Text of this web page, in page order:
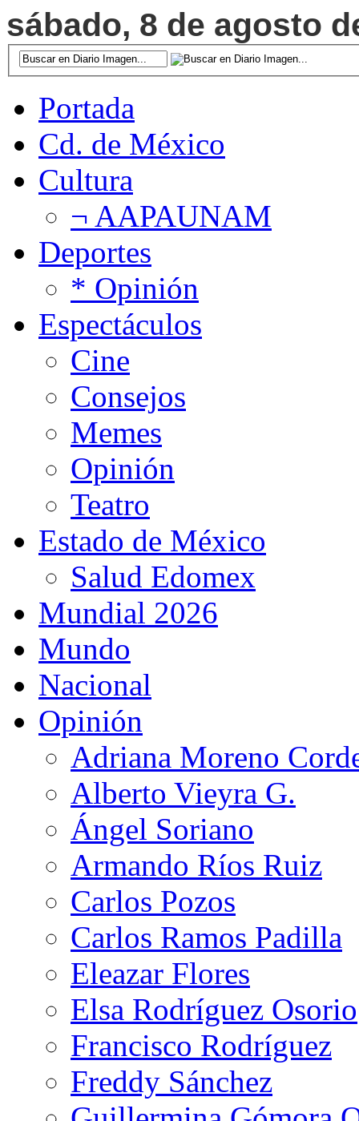
sábado, 8 de agosto
Portada
Cd. de México
Cultura
¬ AAPAUNAM
Deportes
* Opinión
Espectáculos
Cine
Consejos
Memes
Opinión
Teatro
Estado de México
Salud Edomex
Mundial 2026
Mundo
Nacional
Opinión
Adriana Moreno
Alberto Vieyra G.
Ángel Soriano
Armando Ríos Ruiz
Carlos Pozos
Carlos Ramos Padilla
Eleazar Flores
Elsa Rodríguez Osorio
Francisco Rodríguez
Freddy Sánchez